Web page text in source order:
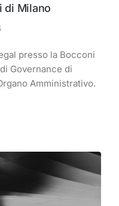
di Milano
presso la Bocconi
Governance di
Amministrativo.